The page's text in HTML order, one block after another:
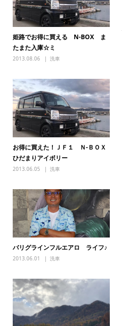
姫路でお得に買える N-BOX ま
たまた入庫☆ミ
2013.08.06 洗車
お得に買えた！ＪＦ１ Ｎ-ＢＯＸ
ひだまりアイボリー
2013.06.05 洗車
バリグラインフルエアロ ライフ♪
2013.06.01 洗車